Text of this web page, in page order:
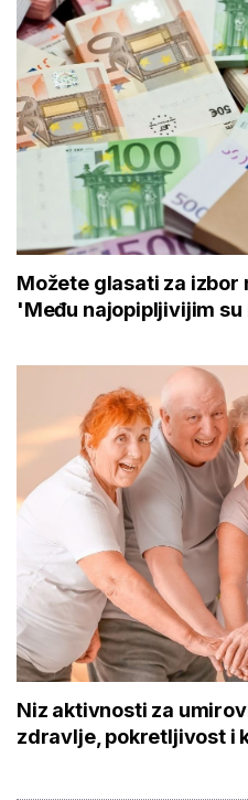
Možete glasati za izbor
'Među najopipljivijim
Niz aktivnosti za
zdravlje, pokretljivost i